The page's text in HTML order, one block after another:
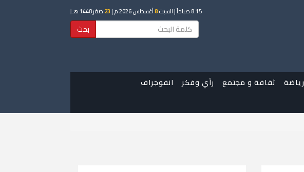
8:15 صباحاً | السبت8أغسطس 2026 م | 23 صفر 1448 هـ |
بحث
رياضة ثقافة و مجتمع رأي وفكر
انفوجراف